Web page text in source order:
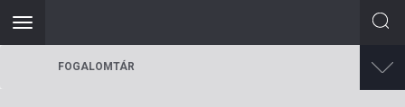
Toggle
navigation
FOGALOMTÁR